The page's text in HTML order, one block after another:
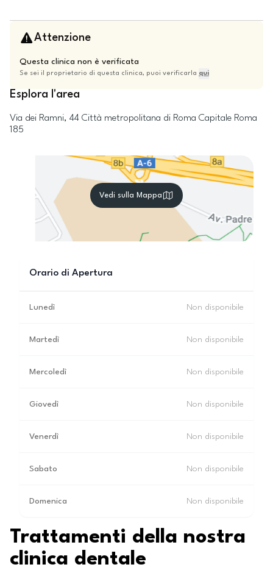
Attenzione
Questa clinica non è verificata
Se sei il proprietario di questa clinica, puoi verificarla qui
Esplora l'area
Via dei Ramni, 44 Città metropolitana di Roma Capitale Roma
185
Vedi sulla Mappa
Orario di Apertura
Lunedì Non disponibile
Martedì Non disponibile
Mercoledì Non disponibile
Giovedì Non disponibile
Venerdì Non disponibile
Sabato Non disponibile
Domenica Non disponibile
Trattamenti della nostra
clinica dentale